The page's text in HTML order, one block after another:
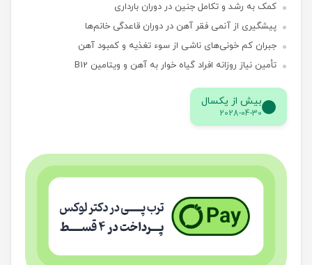
کمک به رشد و تکامل جنین در دوران بارداری
پیشگیری از آنمی فقر آهن در دوران قاعدگی خانم‌ها
جبران کم خونی‌های ناشی از سوء تغذیه و کمبود آهن
تأمین نیاز روزانه افراد گیاه خوار به آهن و ویتامین B12
بیش از یکسال
2028-04-30